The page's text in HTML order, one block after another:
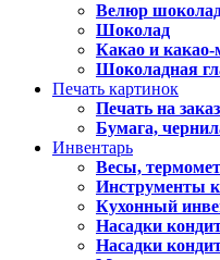
Велюр
Шоколад
Какао и какао-
Шоколадная
Печать картинок
Печать на заказ
Бумага,
Инвентарь
Весы,
Инструменты
Кухонный
Насадки
Насадки